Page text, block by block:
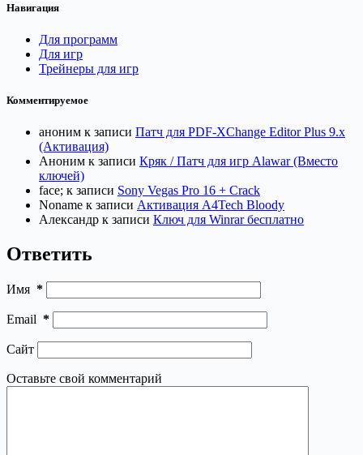
Навигация
Для программ
Для игр
Трейнеры для игр
Комментируемое
аноним к записи Патч для PDF-XChange Editor Plus 9.x
(Активация)
Аноним к записи Кряк / Патч для игр Alawar (Вместо
ключей)
face; к записи Sony Vegas Pro 16 + Crack
Noname к записи Активация A4Tech Bloody
Александр к записи Ключ для Winrar бесплатно
Ответить
Имя *
Email *
Сайт
Оставьте свой комментарий